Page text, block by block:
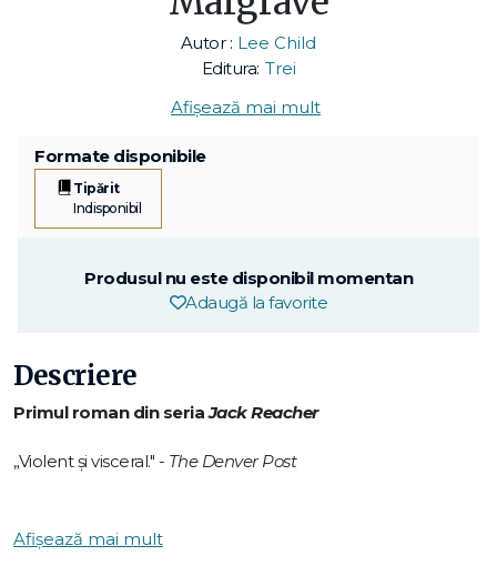
Autor : Lee Child
Editura: Trei
Afișează mai mult
Formate disponibile
Tipărit
Indisponibil
Produsul nu este disponibil momentan
Adaugă la favorite
Descriere
Primul roman din seriaJack Reacher
„Violent și visceral." - The Denver Post
Margrave, un orășel liniștit din Georgia, își închipuie că
Afișează mai mult